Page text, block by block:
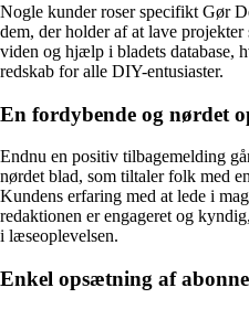
Nogle kunder roser specifikt Gør
dem, der holder af at lave
viden og hjælp i bladets database,
redskab for alle DIY-entusiaster.
En fordybende og nørdet
Endnu en positiv tilbagemelding
nørdet blad, som tiltaler folk med
Kundens erfaring med at lede i
redaktionen er engageret og
i læseoplevelsen.
Enkel opsætning af